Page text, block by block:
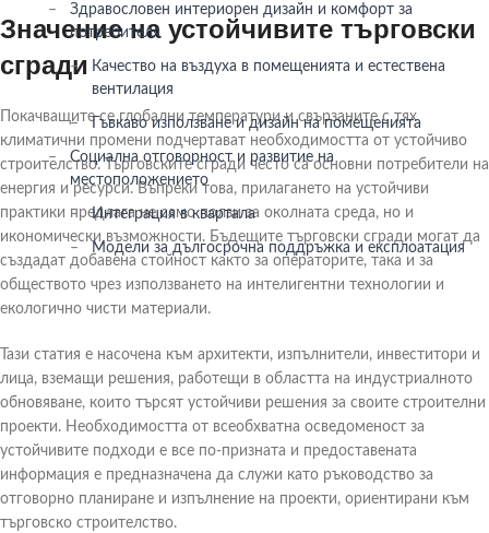
Здравословен интериорен дизайн и комфорт за
потребителя
Качество на въздуха в помещенията и естествена
вентилация
Гъвкаво използване и дизайн на помещенията
Социална отговорност и развитие на
местоположението
Интеграция в квартала
Модели за дългосрочна поддръжка и експлоатация
Значение на устойчивите търговски
сгради
Покачващите се глобални температури и свързаните с тях
климатични промени подчертават необходимостта от устойчиво
строителство. Търговските сгради често са основни потребители на
енергия и ресурси. Въпреки това, прилагането на устойчиви
практики предлага не само ползи за околната среда, но и
икономически възможности. Бъдещите търговски сгради могат да
създадат добавена стойност както за операторите, така и за
обществото чрез използването на интелигентни технологии и
екологично чисти материали.
Тази статия е насочена към архитекти, изпълнители, инвеститори и
лица, вземащи решения, работещи в областта на индустриалното
обновяване, които търсят устойчиви решения за своите строителни
проекти. Необходимостта от всеобхватна осведоменост за
устойчивите подходи е все по-призната и предоставената
информация е предназначена да служи като ръководство за
отговорно планиране и изпълнение на проекти, ориентирани към
търговско строителство.